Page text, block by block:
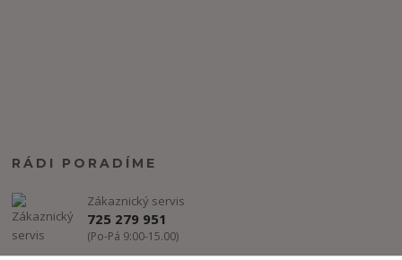
RÁDI PORADÍME
Zákaznický servis
725 279 951
(Po-Pá 9:00-15.00)